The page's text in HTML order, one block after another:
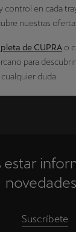
control en cada
nuestras
de CUPRA o
para
duda.
estar
Suscríbete